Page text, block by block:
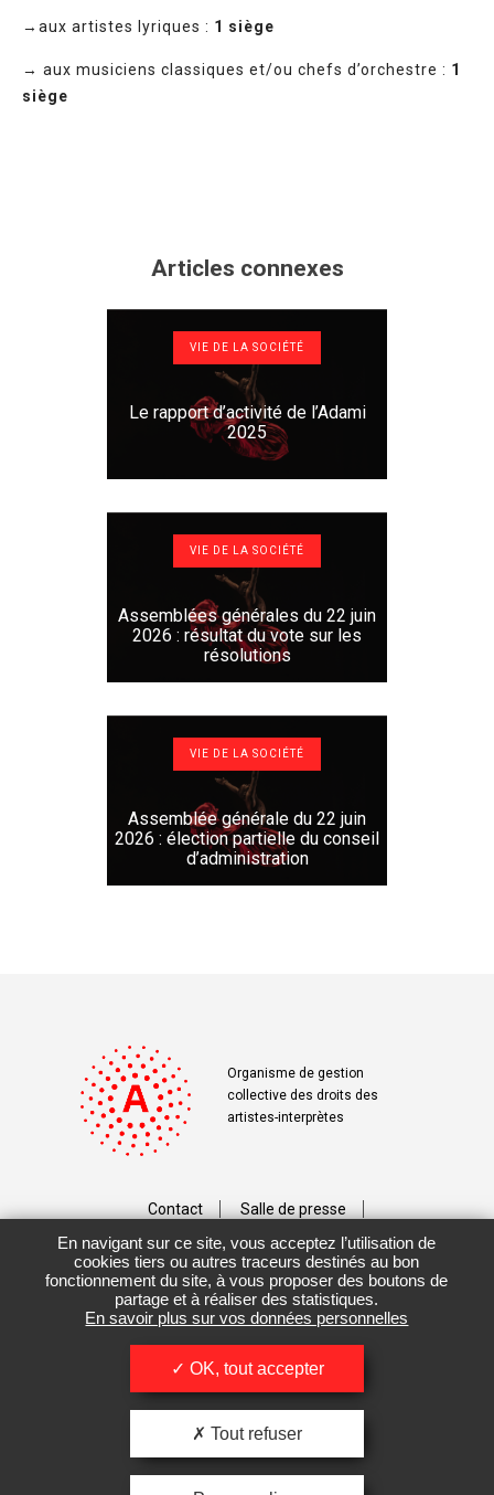
→aux artistes lyriques : 1 siège
→ aux musiciens classiques et/ou chefs d’orchestre : 1
siège
Articles connexes
VIE DE LA SOCIÉTÉ
Le rapport d’activité de l’Adami
2025
VIE DE LA SOCIÉTÉ
Assemblées générales du 22 juin
2026 : résultat du vote sur les
résolutions
VIE DE LA SOCIÉTÉ
Assemblée générale du 22 juin
2026 : élection partielle du conseil
d’administration
Organisme de gestion
collective des droits des
artistes-interprètes
Contact Salle de presse
Téléchargements Crédits
Vos données personnelles
Mentions légales / CGU
En navigant sur ce site, vous acceptez l’utilisation de
cookies tiers ou autres traceurs destinés au bon
fonctionnement du site, à vous proposer des boutons de
partage et à réaliser des statistiques.
En savoir plus sur vos données personnelles
OK, tout accepter
Tout refuser